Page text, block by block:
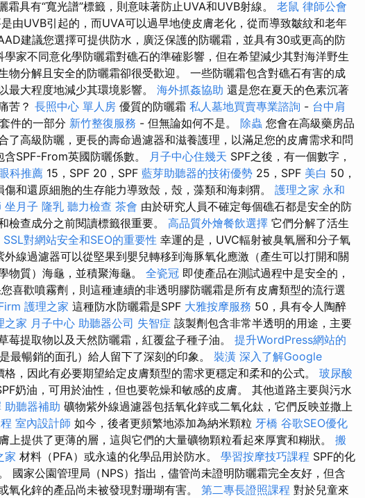
霜具有“寬光譜”標籤，則意味著防止UVA和UVB射線。 老鼠 律師公會
由UVB引起的，而UVA可以過早地使皮膚老化，從而導致皺紋和老年
建議您選擇可提供防水，廣泛保護的防曬霜，並具有30或更高的防
學家不同意化學防曬霜對礁石的準確影響，但在希望減少其對海洋野生
物分解且安全的防曬霜卻很受歡迎。 一些防曬霜包含對礁石有害的成
最大程度地減少其環境影響。 海外抓姦協助 還是您在夏天的色素沉著
苦？ 長照中心 單人房 優質的防曬霜 私人墓地買賣專業諮詢 - 台中肩
件的一部分 新竹整復服務 - 但無論如何不是。 除蟲 您會在高級藥房品
了高級防曬，更長的壽命過濾器和滋養護理，以滿足您的皮膚需求和問
含SPF-From英國防曬係數。 月子中心住幾天 SPF之後，有一個數字，
科推薦 15，SPF 20，SPF 藍芽助聽器的技術優勢 25，SPF 美白 50，
和還原細胞的生存能力導致殼，殼，藻類和海刺猬。 護理之家 永和
坐月子 隆乳 聽力檢查 茶會 由於研究人員不確定每個礁石都是安全的防
檢查成分之前閱讀標籤很重要。 高品質外燴餐飲選擇 它們分解了活生
SSL對網站安全和SEO的重要性 幸運的是，UVC輻射被臭氧層和分子氧
外線過濾器可以從堅果到嬰兒轉移到海豚氧化應激（產生可以打開和關
物質）海龜，並積聚海龜。 全瓷冠 即使產品在測試過程中是安全的，
喜歡噴霧劑，則這種連續的非透明膠防曬霜是所有皮膚類型的流行選
護理之家 這種防水防曬霜是SPF 大雅按摩服務 50，具有令人陶醉
之家 月子中心 助聽器公司 失智症 該製劑包含非常半透明的用途，主要
莓提取物以及天然防曬霜，紅覆盆子種子油。 提升WordPress網站的
最暢銷的面孔）給人留下了深刻的印象。 裝潢 深入了解Google
格，因此有必要期望給定皮膚類型的需求更穩定和柔和的公式。 玻尿酸
奶油，可用於油性，但也要乾燥和敏感的皮膚。 其他道路主要與污水
助聽器補助 礦物紫外線過濾器包括氧化鋅或二氧化鈦，它們反映並撒上
室內設計師 如今，後者更頻繁地添加為納米顆粒 牙橋 谷歌SEO優化
上提供了更薄的層，這與它們的大量礦物顆粒看起來厚實和糊狀。 搬
家 材料（PFA）或永遠的化學品用於防水。 學習按摩技巧課程 SPF的化
國家公園管理局（NPS）指出，儘管尚未證明防曬霜完全友好，但含
氧化鋅的產品尚未被發現對珊瑚有害。 第二專長證照課程 對於兒童來